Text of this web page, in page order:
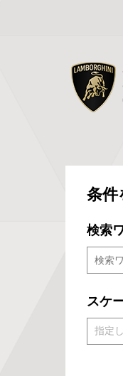
条件
検索
スケ